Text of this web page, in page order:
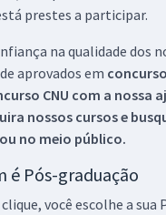
prestes a participar.
na qualidade dos
aprovados em
CNU com a nossa
nossos cursos e
no meio público.
é Pós-graduação
você escolhe a sua